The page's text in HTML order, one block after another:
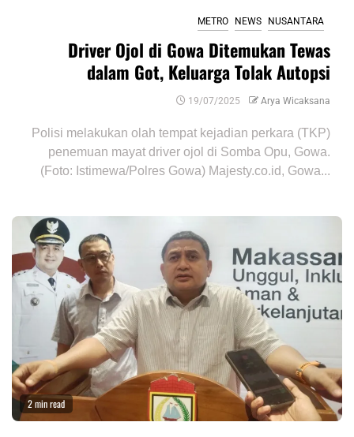
METRO NEWS NUSANTARA
Driver Ojol di Gowa Ditemukan Tewas
dalam Got, Keluarga Tolak Autopsi
19/07/2025 Arya Wicaksana
Polisi melakukan olah tempat kejadian perkara (TKP)
penemuan mayat driver ojol di Somba Opu, Gowa.
(Foto: Istimewa/Polres Gowa) Majesty.co.id, Gowa...
2 min read